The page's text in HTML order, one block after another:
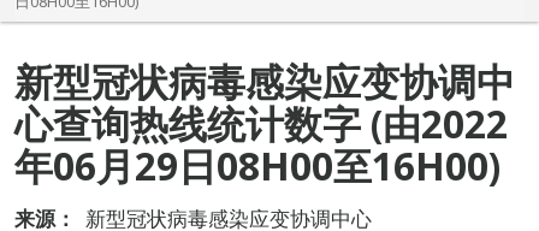
新型冠状病毒感染应变协调中
心查询热线统计数字 (由2022
年06月29日08H00至16H00)
来源：
新型冠状病毒感染应变协调中心